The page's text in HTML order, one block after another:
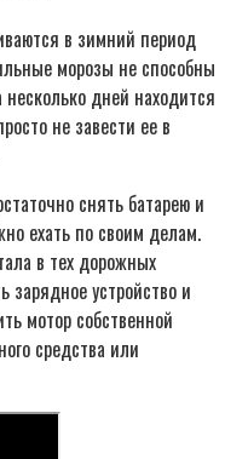
в зимний период
морозы не способны
дней находится
не завести ее в
снять батарею и
ехать по своим делам.
в тех дорожных
зарядное устройство и
мотор собственной
средства или